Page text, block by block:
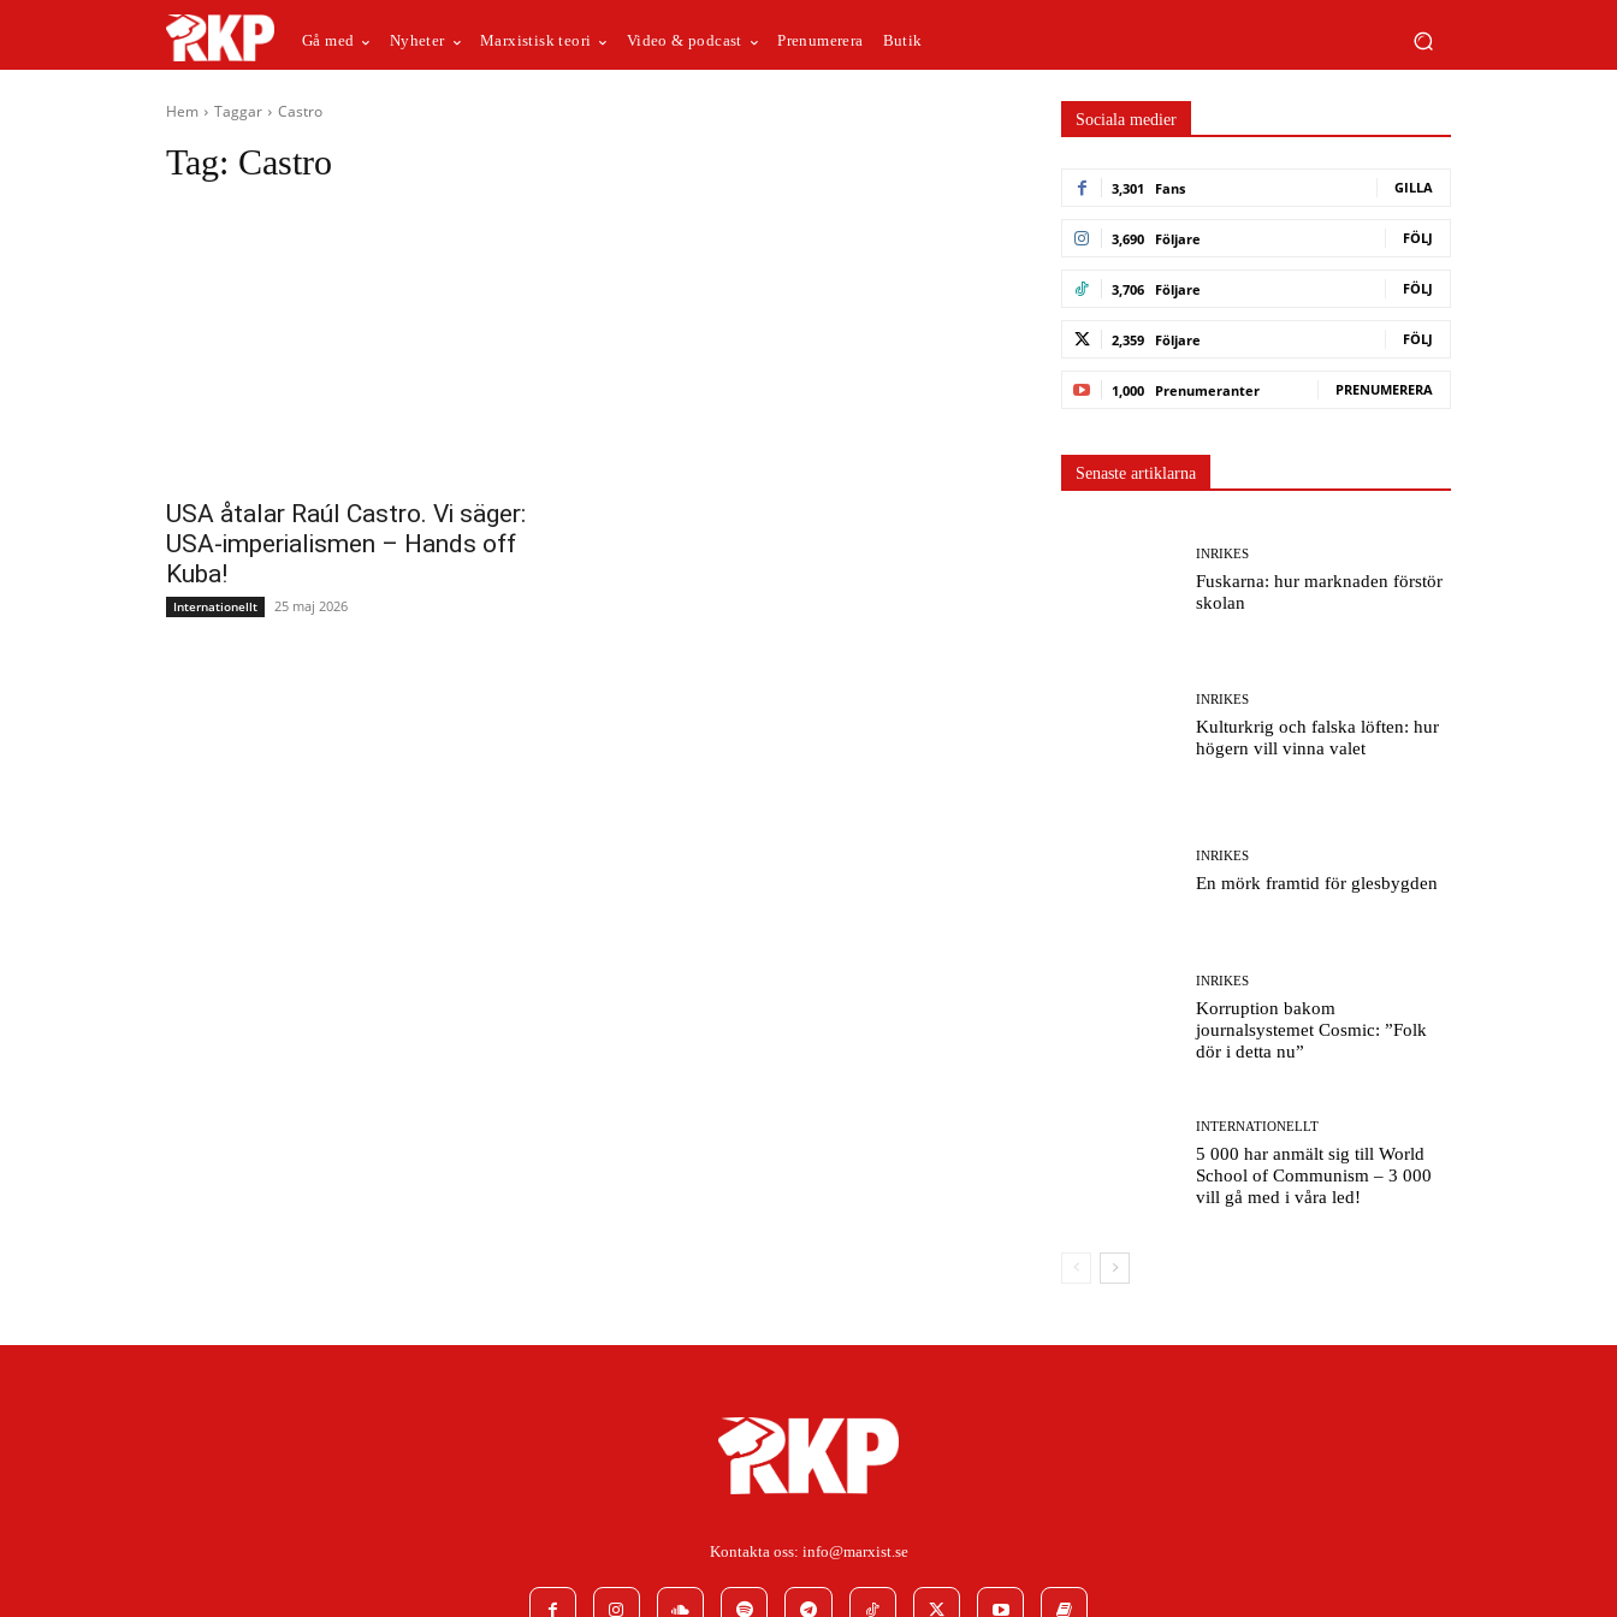
Gå med Nyheter Marxistisk teori Video & podcast Prenumerera Butik
Hem Taggar Castro
Tag: Castro
USA åtalar Raúl Castro. Vi säger:
USA-imperialismen – Hands off
Kuba!
Internationellt 25 maj 2026
Sociala medier
3,301 Fans GILLA
3,690 Följare FÖLJ
3,706 Följare FÖLJ
2,359 Följare FÖLJ
1,000 Prenumeranter PRENUMERERA
Senaste artiklarna
INRIKES
Fuskarna: hur marknaden förstör
skolan
INRIKES
Kulturkrig och falska löften: hur
högern vill vinna valet
INRIKES
En mörk framtid för glesbygden
INRIKES
Korruption bakom
journalsystemet Cosmic: ”Folk
dör i detta nu”
INTERNATIONELLT
5 000 har anmält sig till World
School of Communism – 3 000
vill gå med i våra led!
Kontakta oss: info@marxist.se